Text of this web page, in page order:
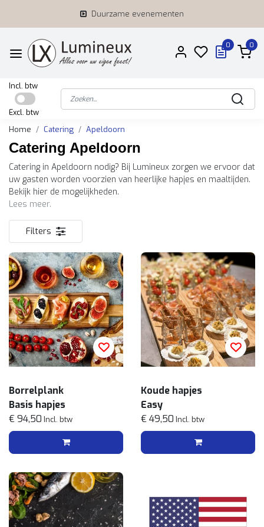
Duurzame evenementen
0 0
Incl. btw
Excl. btw
Home
Catering Apeldoorn
Catering Apeldoorn
Catering in Apeldoorn nodig? Bij Lumineux zorgen we ervoor dat
uw gasten worden voorzien van heerlijke hapjes en maaltijden.
Bekijk hier de mogelijkheden.
Lees meer.
Filters
Borrelplank
Basis hapjes
€ 94,50 Incl. btw
Koude hapjes
Easy
€ 49,50 Incl. btw